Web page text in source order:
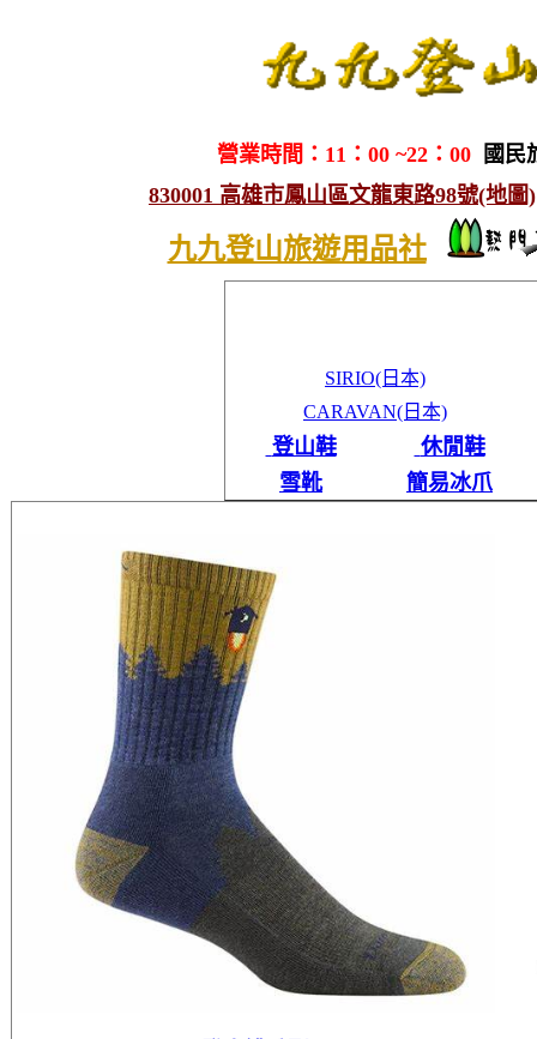
營業時間：11：00 ~22：00
國民
830001 高雄市鳳山區文龍東路98號(地圖)
九九登山旅遊用品社
SIRIO(日本)
CARAVAN(日本)
登山鞋
休閒鞋
雪靴
簡易冰爪